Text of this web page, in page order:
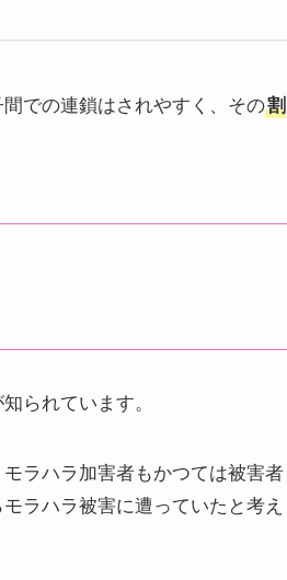
での連鎖はされやすく、その割
られています。
ラハラ加害者もかつては被害者
ラハラ被害に遭っていたと考え